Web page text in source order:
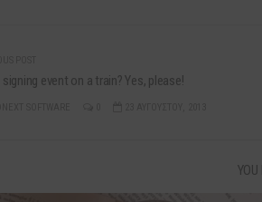
event on a train? Yes, please!